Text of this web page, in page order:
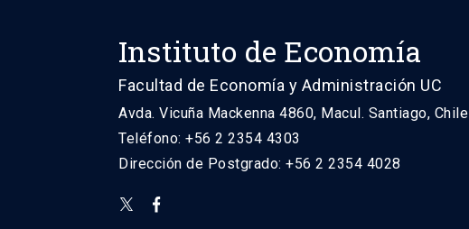
Instituto de Economía
Facultad de Economía y Administración UC
Avda. Vicuña Mackenna 4860, Macul. Santiago, Chile
Teléfono: +56 2 2354 4303
Dirección de Postgrado: +56 2 2354 4028